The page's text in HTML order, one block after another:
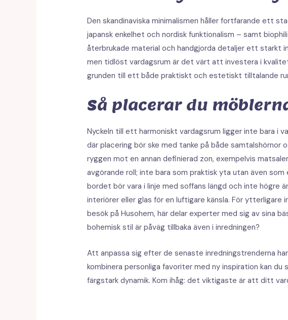
Den skandinaviska minimalismen håller fortfarande ett
japansk enkelhet och nordisk funktionalism – samt
återbrukade material och handgjorda detaljer ett starkt
men tidlöst vardagsrum är det värt att investera i
grunden till ett både praktiskt och estetiskt tilltalande
Så placerar du
Nyckeln till ett harmoniskt vardagsrum ligger inte bara i
där placering bör ske med tanke på både
ryggen mot en annan definierad zon, exempelvis
avgörande roll; inte bara som praktisk yta utan även
bordet bör vara i linje med soffans längd och inte högre
interiörer eller glas för en luftigare känsla. För ytterligare
besök på Husohem, här delar experter med sig av sina
bohemisk stil är påväg tillbaka även i inredningen?
Att anpassa sig efter de senaste inredningstrenderna
kombinera personliga favoriter med ny inspiration kan
färgstark dynamik. Kom ihåg: det viktigaste är att ditt